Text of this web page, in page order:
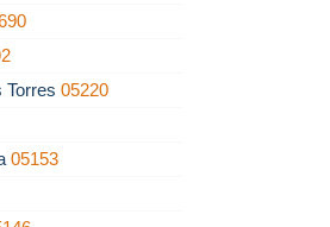
Torres 05220
05153